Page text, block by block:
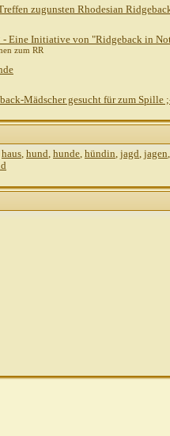
zugunsten Rhodesian
- Eine Initiative von "Ridgeback in
zum RR
Mädscher gesucht für zum Spille
haus, hund, hunde, hündin, jagd, jagen